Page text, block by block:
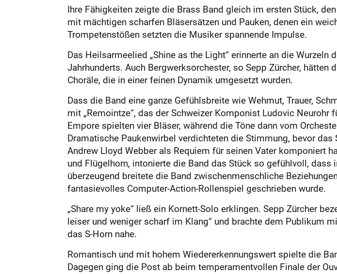
Ihre Fähigkeiten zeigte die Brass Band gleich im ersten Stück,
mit mächtigen scharfen Bläsersätzen und Pauken, denen ein
Trompetenstößen setzten die Musiker spannende Impulse.
Das Heilsarmeelied „Shine as the Light“ erinnerte an die
Jahrhunderts. Auch Bergwerksorchester, so Sepp Zürcher,
Choräle, die in einer feinen Dynamik umgesetzt wurden.
Dass die Band eine ganze Gefühlsbreite wie Wehmut, Trauer,
mit „Remointze“, das der Schweizer Komponist Ludovic
Empore spielten vier Bläser, während die Töne dann vom
Dramatische Paukenwirbel verdichteten die Stimmung, bevor
Andrew Lloyd Webber als Requiem für seinen Vater komponiert
und Flügelhorn, intonierte die Band das Stück so gefühlvoll,
überzeugend breitete die Band zwischenmenschliche
fantasievolles Computer-Action-Rollenspiel geschrieben wurde.
„Share my yoke“ ließ ein Kornett-Solo erklingen. Sepp Zürcher
leiser und weniger scharf im Klang“ und brachte dem Publikum
das S-Horn nahe.
Romantisch und mit hohem Wiedererkennungswert spielte die
Dagegen ging die Post ab beim temperamentvollen Finale der